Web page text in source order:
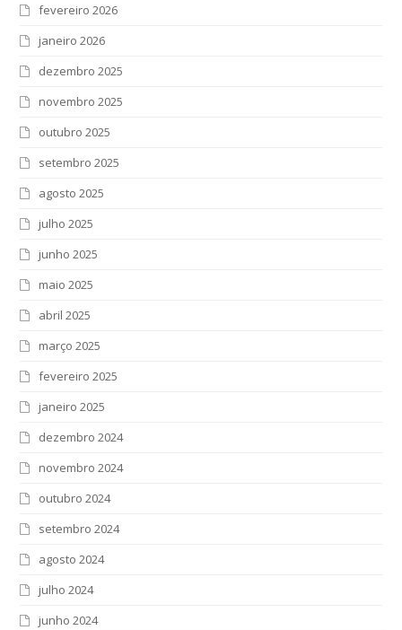
fevereiro 2026
janeiro 2026
dezembro 2025
novembro 2025
outubro 2025
setembro 2025
agosto 2025
julho 2025
junho 2025
maio 2025
abril 2025
março 2025
fevereiro 2025
janeiro 2025
dezembro 2024
novembro 2024
outubro 2024
setembro 2024
agosto 2024
julho 2024
junho 2024